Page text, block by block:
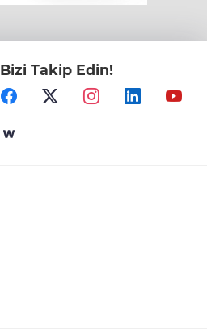
Bizi Takip Edin!